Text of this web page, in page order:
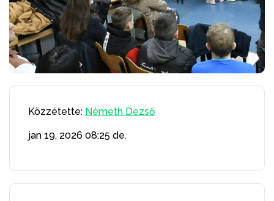
Közzétette: Németh Dezső
jan 19, 2026 08:25 de.